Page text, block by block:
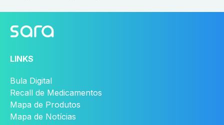
LINKS
Bula Digital
Recall de Medicamentos
Mapa de Produtos
Mapa de Notícias